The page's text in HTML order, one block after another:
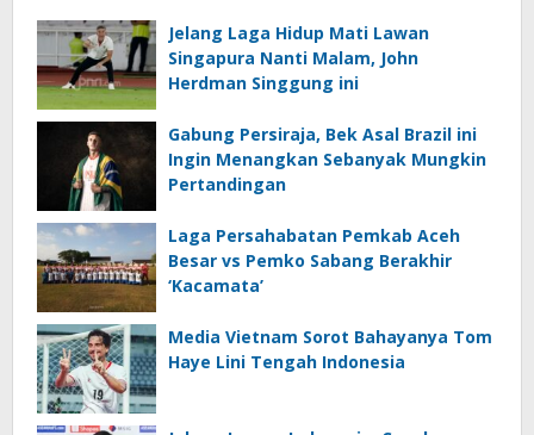
Jelang Laga Hidup Mati Lawan
Singapura Nanti Malam, John
Herdman Singgung ini
Gabung Persiraja, Bek Asal Brazil ini
Ingin Menangkan Sebanyak Mungkin
Pertandingan
Laga Persahabatan Pemkab Aceh
Besar vs Pemko Sabang Berakhir
‘Kacamata’
Media Vietnam Sorot Bahayanya Tom
Haye Lini Tengah Indonesia